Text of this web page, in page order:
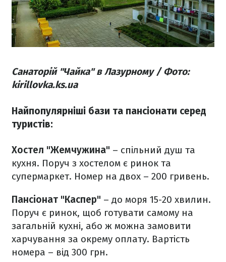
Санаторій "Чайка" в Лазурному / Фото:
kirillovka.ks.ua
Найпопулярніші бази та пансіонати серед
туристів:
Хостел "Жемчужина" – cпільний душ та
кухня. Поруч з хостелом є ринок та
супермаркет. Номер на двох – 200 гривень.
Пансіонат "Каспер" – до моря 15-20 хвилин.
Поруч є ринок, щоб готувати самому на
загальній кухні, або ж можна замовити
харчування за окрему оплату. Вартість
номера – від 300 грн.